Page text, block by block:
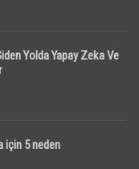
Yolda Yapay Zeka Ve
için 5 neden